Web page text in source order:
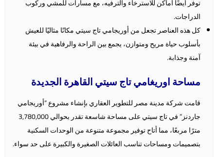
توفر أيضًا أماكن للاسترخاء والترفيه، مع مسارات للمشي وركوب
الدراجات.
كل هذه العناصر تجعل من أوريجامي تاج سيتي مكانًا مثاليًا للعيش
بأسلوب حياة مريح ومتوازن، يجمع بين الراحة والرفاهية في بيئة
آمنة وجذابة.
مساحة اوريغامي تاج سيتي القاهرة الجديدة
قامت شركة مدينة مصر للتطوير العقاري بإنشاء مشروع “أوريجامي
جاردنز” في تاج سيتي على مساحة شاسعة تقدر بحوالي 3,780,000
مترًا مربعًا، مما أتاح توفير مجموعة متنوعة من الوحدات السكنية
بتصميمات ومساحات تناسب العائلات الصغيرة والكبيرة على حد سواء.